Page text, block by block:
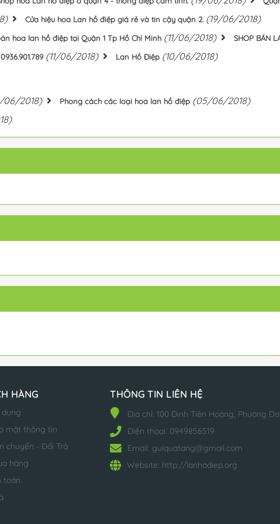
Cửa hiệu hoa Lan hồ điệp giá rẻ và tin cậy quận 2. (19/06/2018)
hoa lan hồ điệp tại Quận 1 Tp Hồ Chí Minh (11/06/2018) SHOP BÁN
(11/06/2018) Lan Hồ Điệp (10/06/2018)
06/2018) Phong cách các loại hoa lan hồ điệp (05/06/2018)
HÀNG
mật thông tin
chuyển - Đổi Trả
hàng
toán
THÔNG TIN LIÊN HỆ
Địa chỉ: 100 Đinh Tiên Hoàng, Phường
Điện thoại: 0949856519
Email: guiquatang@gmail.com
Website: http://lanhodiep.org